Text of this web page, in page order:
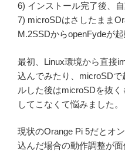
6) インストール完了後、
7) microSDはさしたまま
M.2SSDからopenFydeが
最初、Linux環境から直接
込んでみたり、microSD
ルした後はmicroSDを抜
してこなくて悩みました。
現状のOrange Pi 5だとオ
込んだ場合の動作調整が